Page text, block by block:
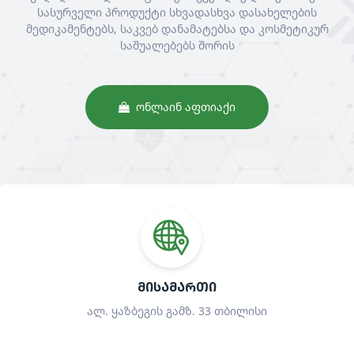
სასურველი პროდუქტი სხვადასხვა დასახელების
მედიკამენტებს, საკვებ დანამატებსა და კოსმეტიკურ
საშუალებებს შორის
ᲝᲜᲚᲐᲘᲜ ᲐᲤᲗᲘᲐᲥᲘ
ᲛᲘᲡᲐᲛᲐᲠᲗᲘ
ალ. ყაზბეგის გამზ. 33 თბილისი